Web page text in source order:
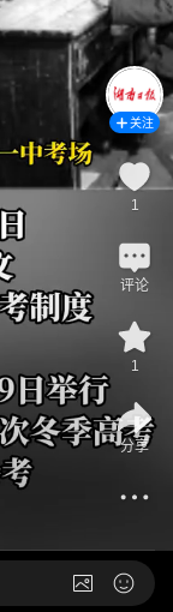
关注
1
评论
1
分享